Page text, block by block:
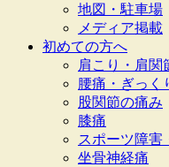
地図・駐車場
メディア掲載
初めての方へ
肩こり・肩関
腰痛・ぎっく
股関節の痛み
膝痛
スポーツ障害
坐骨神経痛